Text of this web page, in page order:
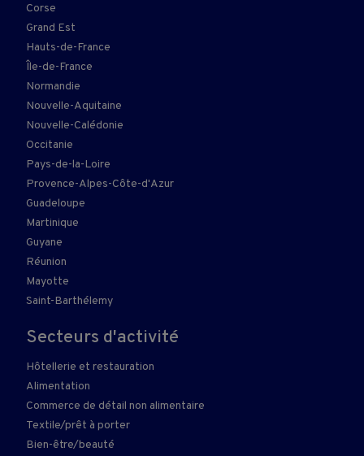
Corse
Grand Est
Hauts-de-France
Île-de-France
Normandie
Nouvelle-Aquitaine
Nouvelle-Calédonie
Occitanie
Pays-de-la-Loire
Provence-Alpes-Côte-d'Azur
Guadeloupe
Martinique
Guyane
Réunion
Mayotte
Saint-Barthélemy
Secteurs d'activité
Hôtellerie et restauration
Alimentation
Commerce de détail non alimentaire
Textile/prêt à porter
Bien-être/beauté